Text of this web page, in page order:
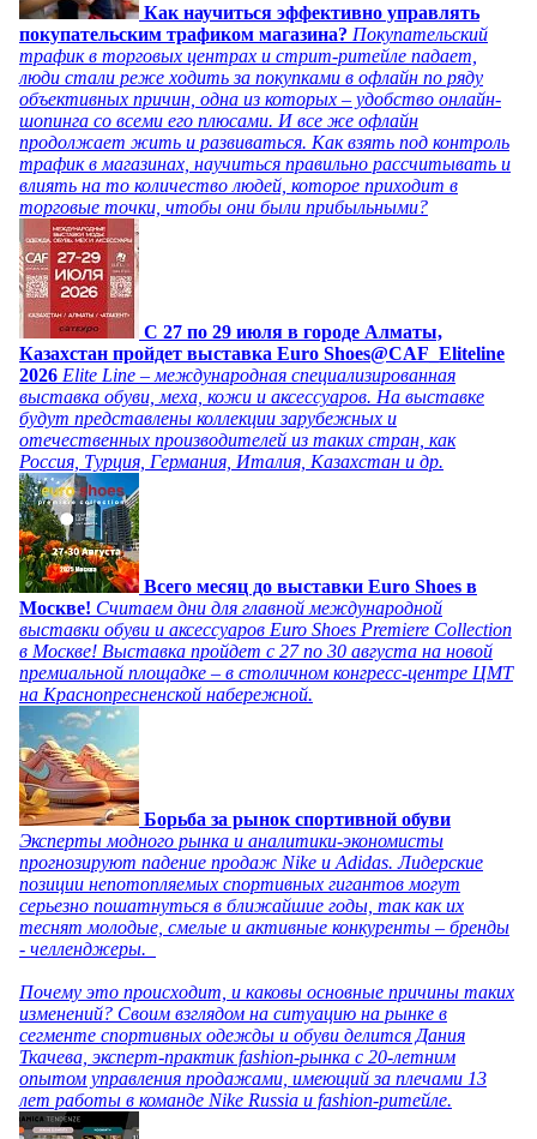
Как научиться эффективно управлять
покупательским трафиком магазина? Покупательский
трафик в торговых центрах и стрит-ритейле падает,
люди стали реже ходить за покупками в офлайн по ряду
объективных причин, одна из которых – удобство онлайн-
шопинга со всеми его плюсами. И все же офлайн
продолжает жить и развиваться. Как взять под контроль
трафик в магазинах, научиться правильно рассчитывать и
влиять на то количество людей, которое приходит в
торговые точки, чтобы они были прибыльными?
C 27 по 29 июля в городе Алматы,
Казахстан пройдет выставка Euro Shoes@CAF_Eliteline
2026 Elite Line – международная специализированная
выставка обуви, меха, кожи и аксессуаров. На выставке
будут представлены коллекции зарубежных и
отечественных производителей из таких стран, как
Россия, Турция, Германия, Италия, Казахстан и др.
Всего месяц до выставки Euro Shoes в
Москве! Считаем дни для главной международной
выставки обуви и аксессуаров Euro Shoes Premiere Collection
в Москве! Выставка пройдет с 27 по 30 августа на новой
премиальной площадке – в столичном конгресс-центре ЦМТ
на Краснопресненской набережной.
Борьба за рынок спортивной обуви
Эксперты модного рынка и аналитики-экономисты
прогнозируют падение продаж Nike и Adidas. Лидерские
позиции непотопляемых спортивных гигантов могут
серьезно пошатнуться в ближайшие годы, так как их
теснят молодые, смелые и активные конкуренты – бренды
- челленджеры.
Почему это происходит, и каковы основные причины таких
изменений? Своим взглядом на ситуацию на рынке в
сегменте спортивных одежды и обуви делится Дания
Ткачева, эксперт-практик fashion-рынка с 20-летним
опытом управления продажами, имеющий за плечами 13
лет работы в команде Nike Russia и fashion-ритейле.